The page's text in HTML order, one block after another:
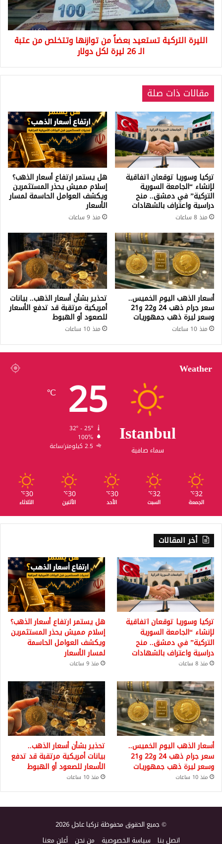
وتتخلص
من
عتبة
لكل
الليرة التركية تستعيد بعضاً من توازنها وتتخلص من عتبة
الـ 26 ليرة لكل دولار
مقالات ذات صلة
تركيا وسوريا توقعان اتفاقية
لإنشاء “الجامعة السورية
التركية” في دمشق.. منح
دراسية واعتراف بالشهادات
منذ 8 ساعات
هل يستمر ارتفاع أسعار الذهب؟
إسلام مميش يحذر المستثمرين
ويكشف العوامل الحاسمة لمسار
الأسعار
منذ 9 ساعات
أسعار الذهب اليوم الخميس..
سعر جرام ذهب 24 و22 و21
وسعر ليرة ذهب جمهوريات
منذ 10 ساعات
تحذير بشأن أسعار الذهب.. بيانات
أمريكية مرتقبة قد تدفع الأسعار
للصعود أو الهبوط
منذ 10 ساعات
Weather
Istanbul
سماء صافية
25
℃
32º - 25º
100%
2.5 كيلومتر/ساعة
32
℃
الجمعة
32
℃
السبت
30
℃
الأحد
30
℃
الأثنين
30
℃
الثلاثاء
أخر المقالات
تركيا وسوريا توقعان اتفاقية
لإنشاء “الجامعة السورية
التركية” في دمشق.. منح
دراسية واعتراف بالشهادات
منذ 8 ساعات
هل يستمر ارتفاع أسعار الذهب؟
إسلام مميش يحذر المستثمرين
ويكشف العوامل الحاسمة
لمسار الأسعار
منذ 9 ساعات
أسعار الذهب اليوم الخميس..
سعر جرام ذهب 24 و22 و21
وسعر ليرة ذهب جمهوريات
منذ 10 ساعات
تحذير بشأن أسعار الذهب..
بيانات أمريكية مرتقبة قد تدفع
الأسعار للصعود أو الهبوط
منذ 10 ساعات
© جميع الحقوق محفوظة تركيا عاجل 2026
اتصل بنا سياسة الخصوصية من نحن أعلن معنا